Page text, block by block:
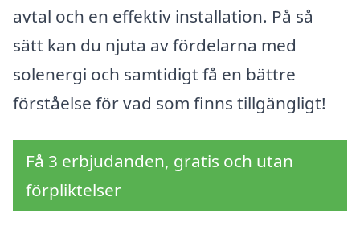
avtal och en effektiv installation. På så
sätt kan du njuta av fördelarna med
solenergi och samtidigt få en bättre
förståelse för vad som finns tillgängligt!
Få 3 erbjudanden, gratis och utan
förpliktelser